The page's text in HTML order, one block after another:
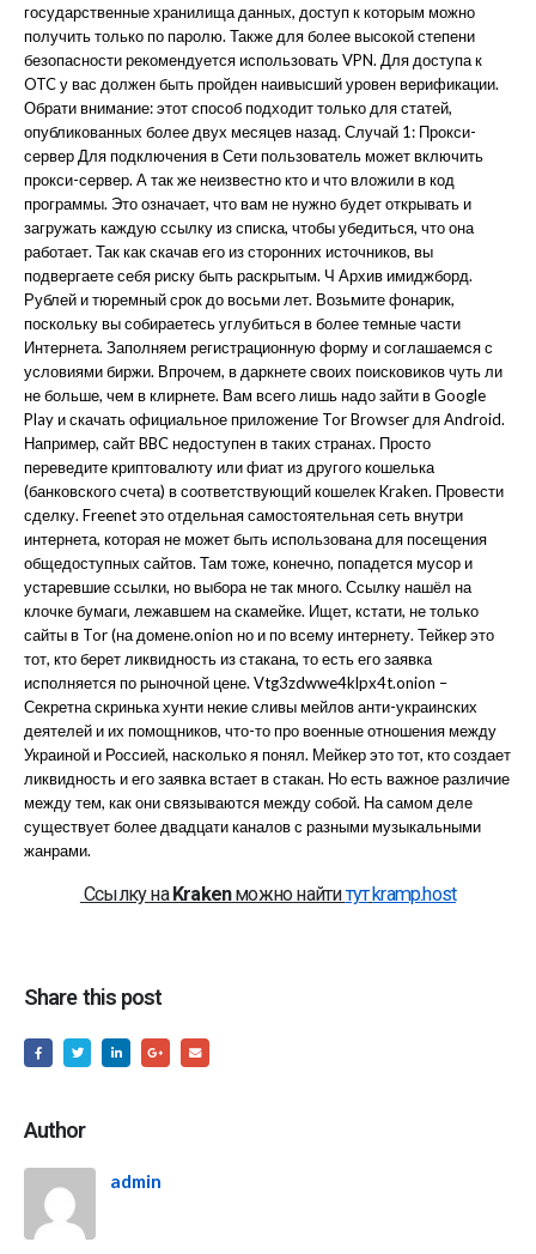
государственные хранилища данных, доступ к которым можно
получить только по паролю. Также для более высокой степени
безопасности рекомендуется использовать VPN. Для доступа к
OTC у вас должен быть пройден наивысший уровен верификации.
Обрати внимание: этот способ подходит только для статей,
опубликованных более двух месяцев назад. Случай 1: Прокси-
сервер Для подключения в Сети пользователь может включить
прокси-сервер. А так же неизвестно кто и что вложили в код
программы. Это означает, что вам не нужно будет открывать и
загружать каждую ссылку из списка, чтобы убедиться, что она
работает. Так как скачав его из сторонних источников, вы
подвергаете себя риску быть раскрытым. Ч Архив имиджборд.
Рублей и тюремный срок до восьми лет. Возьмите фонарик,
поскольку вы собираетесь углубиться в более темные части
Интернета. Заполняем регистрационную форму и соглашаемся с
условиями биржи. Впрочем, в даркнете своих поисковиков чуть ли
не больше, чем в клирнете. Вам всего лишь надо зайти в Google
Play и скачать официальное приложение Tor Browser для Android.
Например, сайт BBC недоступен в таких странах. Просто
переведите криптовалюту или фиат из другого кошелька
(банковского счета) в соответствующий кошелек Kraken. Провести
сделку. Freenet это отдельная самостоятельная сеть внутри
интернета, которая не может быть использована для посещения
общедоступных сайтов. Там тоже, конечно, попадется мусор и
устаревшие ссылки, но выбора не так много. Ссылку нашёл на
клочке бумаги, лежавшем на скамейке. Ищет, кстати, не только
сайты в Tor (на домене.onion но и по всему интернету. Тейкер это
тот, кто берет ликвидность из стакана, то есть его заявка
исполняется по рыночной цене. Vtg3zdwwe4klpx4t.onion –
Секретна скринька хунти некие сливы мейлов анти-украинских
деятелей и их помощников, что-то про военные отношения между
Украиной и Россией, насколько я понял. Мейкер это тот, кто создает
ликвидность и его заявка встает в стакан. Но есть важное различие
между тем, как они связываются между собой. На самом деле
существует более двадцати каналов с разными музыкальными
жанрами.
Ссылку на Krakenможно найтитут kramp.host
Share this post
Author
admin